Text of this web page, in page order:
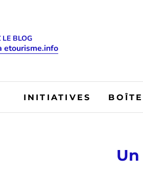
LE BLOG
etourisme.info
INITIATIVES